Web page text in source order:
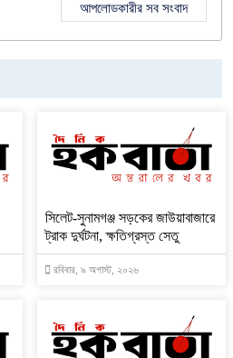
আপলোডকারীর সব সংবাদ
‎সিলেট-সুনামগঞ্জ সড়কের জাউয়াবাজারে
ট্রাক দুর্ঘটনা, ক্ষতিগ্রস্ত সেতু
রবিবার, ৯ অগাস্ট, ২০২৬